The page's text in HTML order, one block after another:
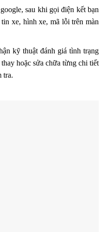
sau khi gọi điện kết bạn
xe, hình xe, mã lỗi trên màn
kỹ thuật đánh giá tình trạng
hoặc sửa chữa từng chi tiết
tra.